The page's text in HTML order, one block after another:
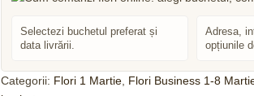
Selectezi buchetul preferat și
data livrării.
Adresa,
opțiunile
Categorii: Flori 1 Martie Flori Business 1-8